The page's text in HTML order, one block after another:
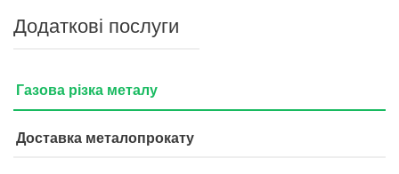
Додаткові послуги
Газова різка металу
Доставка металопрокату